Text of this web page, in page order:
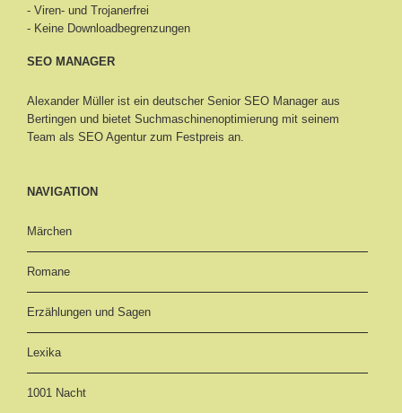
- Viren- und Trojanerfrei
- Keine Downloadbegrenzungen
SEO MANAGER
Alexander Müller ist ein deutscher Senior SEO Manager aus
Bertingen und bietet Suchmaschinenoptimierung mit seinem
Team als SEO Agentur zum Festpreis an.
NAVIGATION
Märchen
Romane
Erzählungen und Sagen
Lexika
1001 Nacht